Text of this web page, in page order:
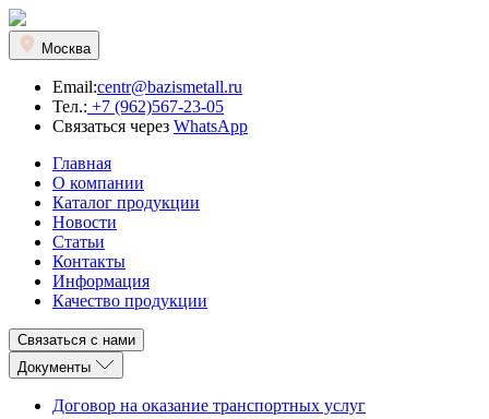
Москва
Email:centr@bazismetall.ru
Тел.: +7 (962)567-23-05
Связаться через WhatsApp
Главная
О компании
Каталог продукции
Новости
Статьи
Контакты
Информация
Качество продукции
Связаться с нами
Документы
Договор на оказание транспортных услуг